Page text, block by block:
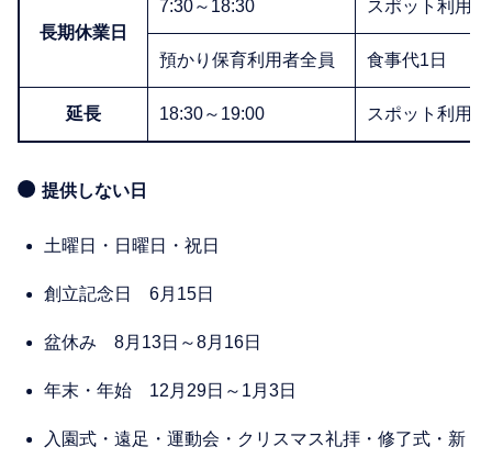
長期休業日
7:30～18:30 スポット利用1
預かり保育利用者全員 食事代1日
延長 18:30～19:00 スポット利用1
提供しない日
土曜日・日曜日・祝日
創立記念日 6月15日
盆休み 8月13日～8月16日
年末・年始 12月29日～1月3日
入園式・遠足・運動会・クリスマス礼拝・修了式・新